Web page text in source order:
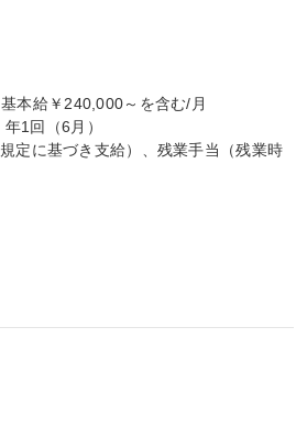
本給￥240,000～を含む/月
1回（6月）
定に基づき支給）、残業手当（残業時